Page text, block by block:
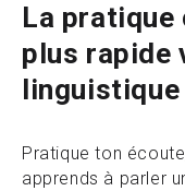
La pratique
plus rapide
linguistique
Pratique ton
apprends à parler